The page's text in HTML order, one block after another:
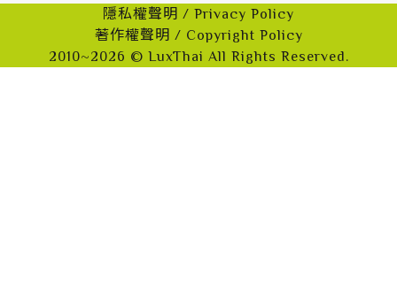
2010~2026 © LuxThai All Rights Reserved.
隱私權聲明 / Privacy Policy
著作權聲明 / Copyright Policy